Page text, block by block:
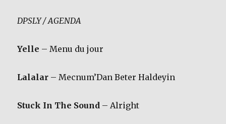
DPSLY / AGENDA
Yelle – Menu du jour
Lalalar – Mecnum’Dan Beter Haldeyin
Stuck In The Sound – Alright